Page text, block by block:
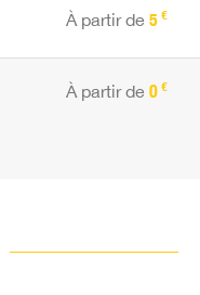
À partir de 5 €
À partir de 0 €